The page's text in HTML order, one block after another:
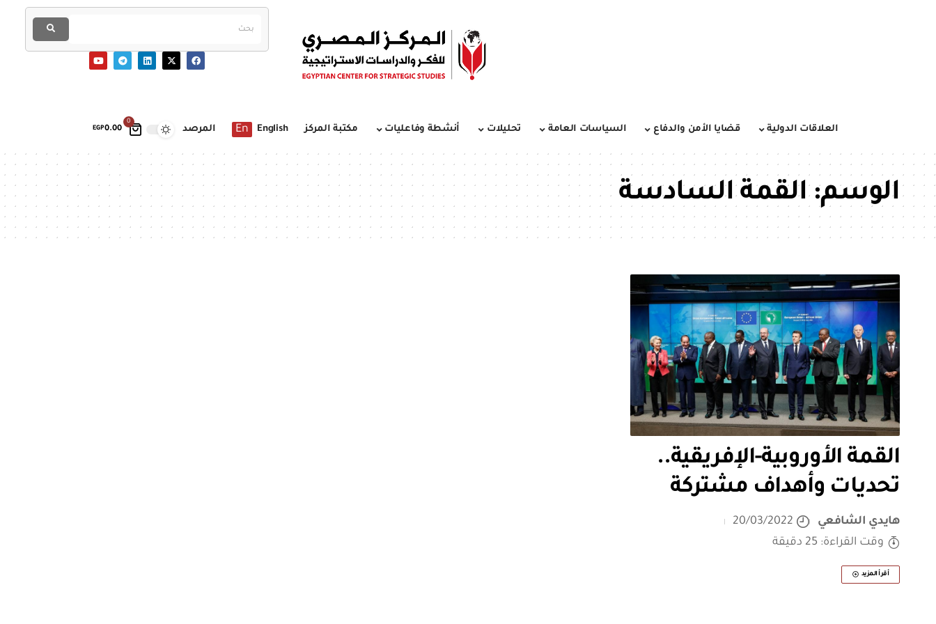
0
EGP0.00 العلاقات الدولية قضايا الأمن والدفاع السياسات العامة تحليلات أنشطة وفاعليات مكتبة المركز English
En المرصد
الوسم:القمة السادسة
القمة الأوروبية-الإفريقية..
تحديات وأهداف مشتركة
هايدي الشافعي
20/03/2022
وقت القراءة: 25 دقيقة
أقرأ المزيد